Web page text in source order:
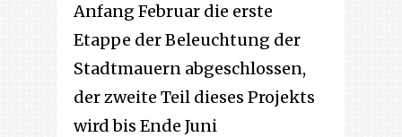
Anfang Februar die erste
Etappe der Beleuchtung der
Stadtmauern abgeschlossen,
der zweite Teil dieses Projekts
wird bis Ende Juni